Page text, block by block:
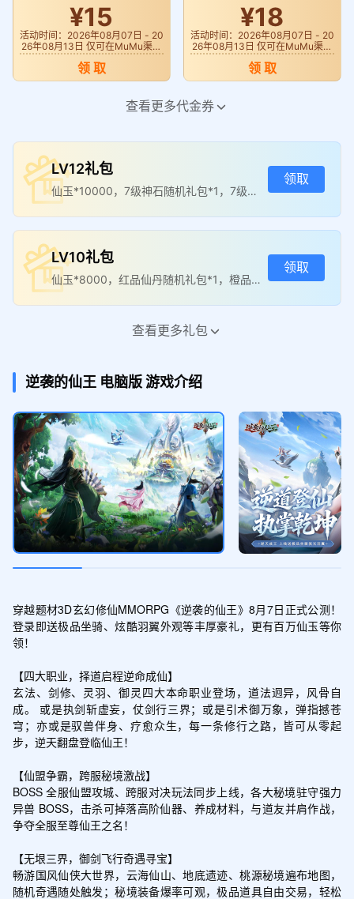
¥15
活动时间：2026年08月07日 - 20
26年08月13日 仅可在MuMu渠道
《逆袭的仙王》使用
领 取
¥18
活动时间：2026年08月07日 - 20
26年08月13日 仅可在MuMu渠道
《逆袭的仙王》使用 使用代金券
的订单、Mu币充值金额、Mu币支
付金额不参与活动、只统计实际支
领 取
连续登录1天代金
26年08月13日 仅可在MuMu渠道
《逆袭的仙王》使用
领 取
《逆袭的仙王》使用
¥40
活动时间：2026年08月07日 - 20
26年08月13日 仅可在MuMu渠道
《逆袭的仙王》使用 使用代金券
的订单、Mu币充值金额、Mu币支
¥68
活动时间：2026年08月07日 - 20
26年08月13日 仅可在MuMu渠道
《逆袭的仙王》使用 使用代金券
26年08月13日 仅可在MuMu渠道
《逆袭的仙王》使用 使用代金券
付金额不参与活动、只统计实际支
付金额
查看更多代金券
LV12礼包
仙玉*10000，7级神石随机礼包*1，7级宝
石随机礼包*1
领取
LV10礼包
仙玉*8000，红品仙丹随机礼包*1，橙品
仙丹随机礼包*3
领取
仙玉*4000，橙品仙丹随机礼包*4
LV8礼包
仙玉*6000，红品仙丹随机礼包*1，橙品
仙丹随机礼包*1
领取
LV2礼包
领取
安装福利礼包
1，装备水晶*10
查看更多礼包
逆袭的仙王 电脑版游戏介绍
穿越题材3D玄幻修仙MMORPG《逆袭的仙王》8月7日正式公测！
登录即送极品坐骑、炫酷羽翼外观等丰厚豪礼，更有百万仙玉等你
领！
【四大职业，择道启程逆命成仙】
玄法、剑修、灵羽、御灵四大本命职业登场，道法迥异，风骨自
成。 或是执剑斩虚妄，仗剑行三界；或是引术御万象，弹指撼苍
穹；亦或是驭兽伴身、疗愈众生，每一条修行之路，皆可从零起
步，逆天翻盘登临仙王！
【仙盟争霸，跨服秘境激战】
BOSS 全服仙盟攻城、跨服对决玩法同步上线，各大秘境驻守强力
异兽 BOSS，击杀可掉落高阶仙器、养成材料，与道友并肩作战，
争夺全服至尊仙王之名！
【无垠三界，御剑飞行奇遇寻宝】
畅游国风仙侠大世界，云海仙山、地底遗迹、桃源秘境遍布地图，
随机奇遇随处触发；秘境装备爆率可观，极品道具自由交易，轻松